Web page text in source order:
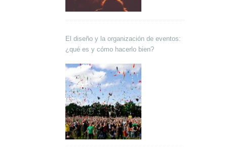
El diseño y la organización de eventos:
¿qué es y cómo hacerlo bien?